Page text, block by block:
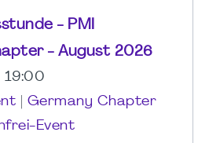
- PMI
- August 2026
19:00
Germany Chapter
Event